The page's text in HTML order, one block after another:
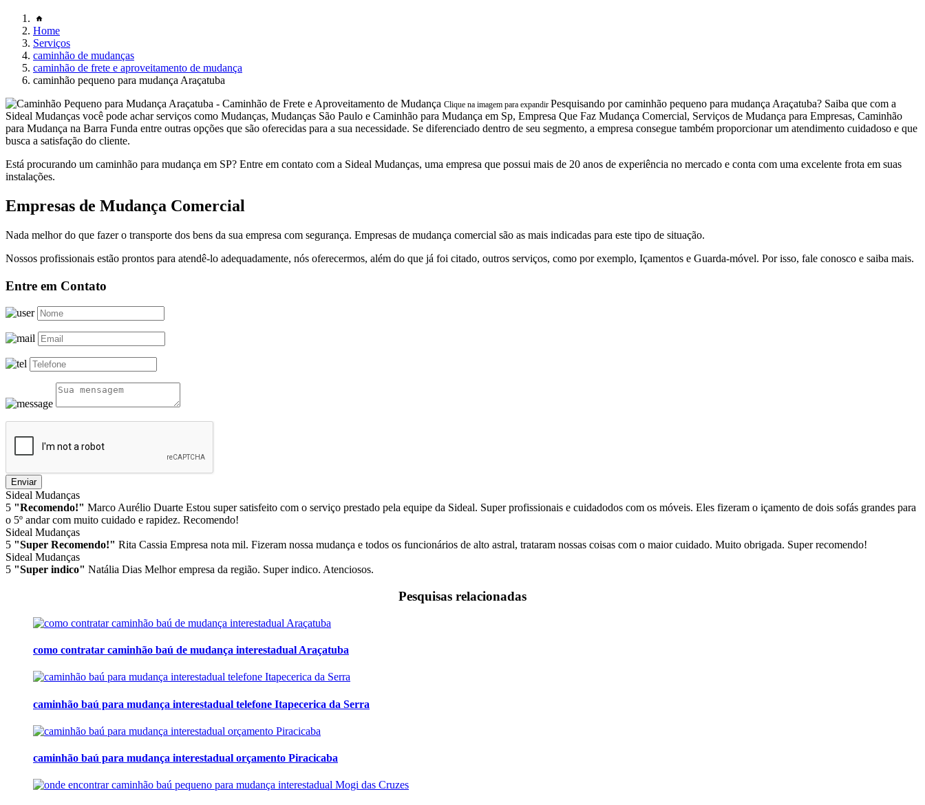
Home
Serviços
caminhão de mudanças
caminhão de frete e aproveitamento de mudança
caminhão pequeno para mudança Araçatuba
Clique na imagem para expandir Pesquisando por caminhão pequeno para mudança Araçatuba? Saiba que com a
Sideal Mudanças você pode achar serviços como Mudanças, Mudanças São Paulo e Caminhão para Mudança em Sp, Empresa Que Faz Mudança Comercial, Serviços de Mudança para Empresas, Caminhão
para Mudança na Barra Funda entre outras opções que são oferecidas para a sua necessidade. Se diferenciado dentro de seu segmento, a empresa consegue também proporcionar um atendimento cuidadoso e que
busca a satisfação do cliente.
Está procurando um caminhão para mudança em SP? Entre em contato com a Sideal Mudanças, uma empresa que possui mais de 20 anos de experiência no mercado e conta com uma excelente frota em suas
instalações.
Empresas de Mudança Comercial
Nada melhor do que fazer o transporte dos bens da sua empresa com segurança. Empresas de mudança comercial são as mais indicadas para este tipo de situação.
Nossos profissionais estão prontos para atendê-lo adequadamente, nós oferecermos, além do que já foi citado, outros serviços, como por exemplo, Içamentos e Guarda-móvel. Por isso, fale conosco e saiba mais.
Entre em Contato
Enviar
Sideal Mudanças
5 "Recomendo!" Marco Aurélio Duarte Estou super satisfeito com o serviço prestado pela equipe da Sideal. Super profissionais e cuidadodos com os móveis. Eles fizeram o içamento de dois sofás grandes para
o 5º andar com muito cuidado e rapidez. Recomendo!
Sideal Mudanças
5 "Super Recomendo!" Rita Cassia Empresa nota mil. Fizeram nossa mudança e todos os funcionários de alto astral, trataram nossas coisas com o maior cuidado. Muito obrigada. Super recomendo!
Sideal Mudanças
5 "Super indico" Natália Dias Melhor empresa da região. Super indico. Atenciosos.
Pesquisas relacionadas
como contratar caminhão baú de mudança interestadual Araçatuba
caminhão baú para mudança interestadual telefone Itapecerica da Serra
caminhão baú para mudança interestadual orçamento Piracicaba